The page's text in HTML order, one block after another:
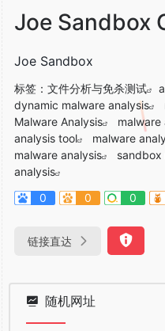
Joe Sandbox
Joe Sandbox
标签： 文件分析与免杀测试
dynamic malware analysis
Malware Analysis
malware
analysis tool
malware
malware analysis
sandbox
analysis
0
0 0
链接直达
随机网址